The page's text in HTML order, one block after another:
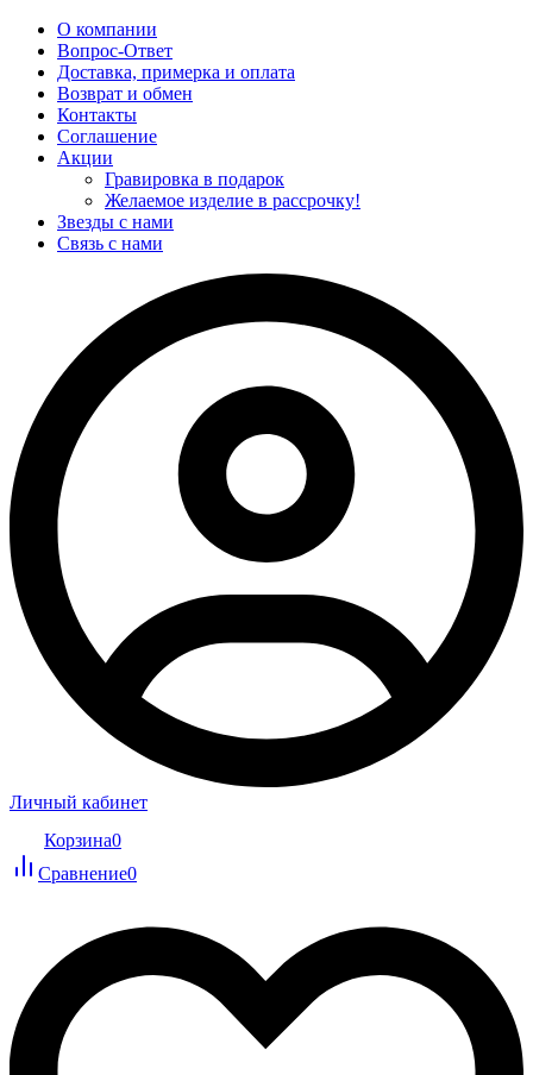
О компании
Вопрос-Ответ
Доставка, примерка и оплата
Возврат и обмен
Контакты
Соглашение
Акции
Гравировка в подарок
Желаемое изделие в рассрочку!
Звезды с нами
Связь с нами
Личный кабинет
Корзина0
Сравнение0